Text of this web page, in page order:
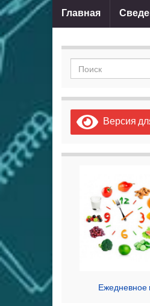
Главная
Search for:
Версия
Ежедневное